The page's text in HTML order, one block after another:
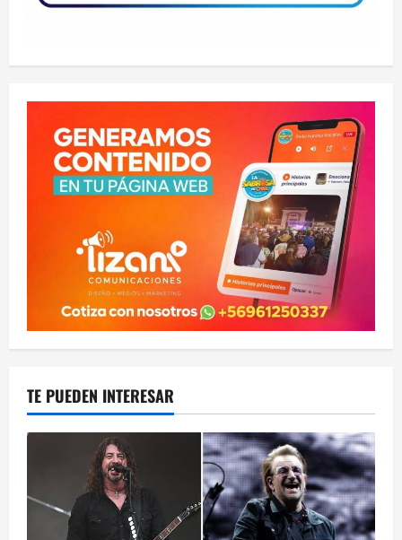
TE PUEDEN INTERESAR